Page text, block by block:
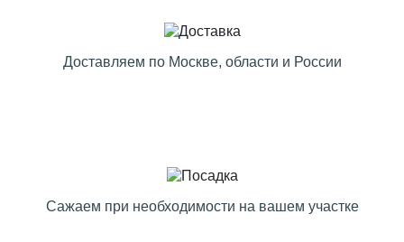
Доставляем по Москве, области и России
Сажаем при необходимости на вашем участке